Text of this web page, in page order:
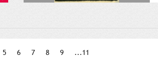
5 6 7 8 9 ...11